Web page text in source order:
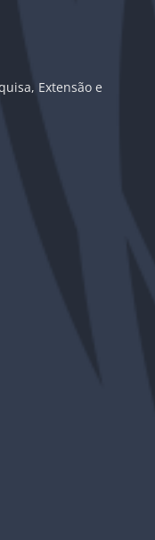
Extensão e